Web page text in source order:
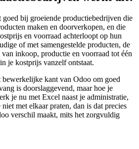
bij groeiende productiebedrijven die
maken en doorverkopen, en die
en voorraad achterloopt op hun
of met samengestelde producten, de
inkoop, productie en voorraad tot één
je kostprijs vanzelf ontstaat.
bewerkelijke kant van Odoo om goed
is doorslaggevend, maar hoe je
je nu met Excel naast je administratie,
met elkaar praten, dan is dat precies
verschil maakt, mits het zorgvuldig